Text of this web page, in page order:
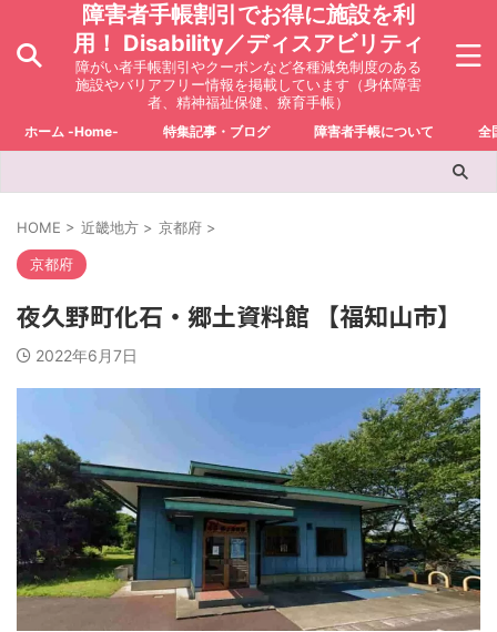
障害者手帳割引でお得に施設を利
用！ Disability／ディスアビリティ
障がい者手帳割引やクーポンなど各種減免制度のある
施設やバリアフリー情報を掲載しています（身体障害
者、精神福祉保健、療育手帳）
ホーム -Home- 特集記事・ブログ 障害者手帳について 全
HOME > 近畿地方 > 京都府 >
京都府
夜久野町化石・郷土資料館 【福知山市】
2022年6月7日